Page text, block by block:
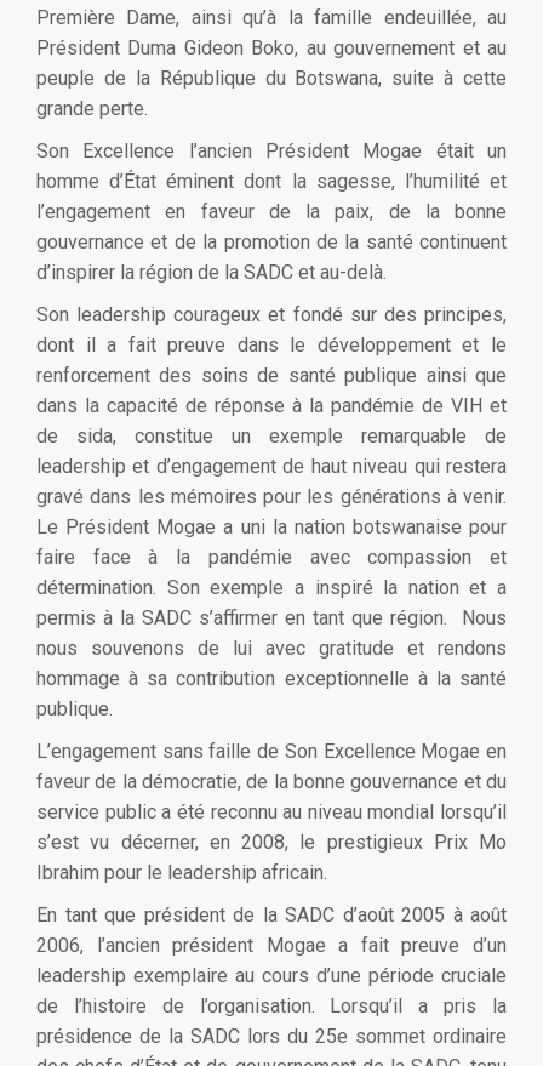
Première Dame, ainsi qu’à la famille endeuillée, au
Président Duma Gideon Boko, au gouvernement et au
peuple de la République du Botswana, suite à cette
grande perte.
Son Excellence l’ancien Président Mogae était un
homme d’État éminent dont la sagesse, l’humilité et
l’engagement en faveur de la paix, de la bonne
gouvernance et de la promotion de la santé continuent
d’inspirer la région de la SADC et au-delà.
Son leadership courageux et fondé sur des principes,
dont il a fait preuve dans le développement et le
renforcement des soins de santé publique ainsi que
dans la capacité de réponse à la pandémie de VIH et
de sida, constitue un exemple remarquable de
leadership et d’engagement de haut niveau qui restera
gravé dans les mémoires pour les générations à venir.
Le Président Mogae a uni la nation botswanaise pour
faire face à la pandémie avec compassion et
détermination. Son exemple a inspiré la nation et a
permis à la SADC s’affirmer en tant que région. Nous
nous souvenons de lui avec gratitude et rendons
hommage à sa contribution exceptionnelle à la santé
publique.
L’engagement sans faille de Son Excellence Mogae en
faveur de la démocratie, de la bonne gouvernance et du
service public a été reconnu au niveau mondial lorsqu’il
s’est vu décerner, en 2008, le prestigieux Prix Mo
Ibrahim pour le leadership africain.
En tant que président de la SADC d’août 2005 à août
2006, l’ancien président Mogae a fait preuve d’un
leadership exemplaire au cours d’une période cruciale
de l’histoire de l’organisation. Lorsqu’il a pris la
présidence de la SADC lors du 25e sommet ordinaire